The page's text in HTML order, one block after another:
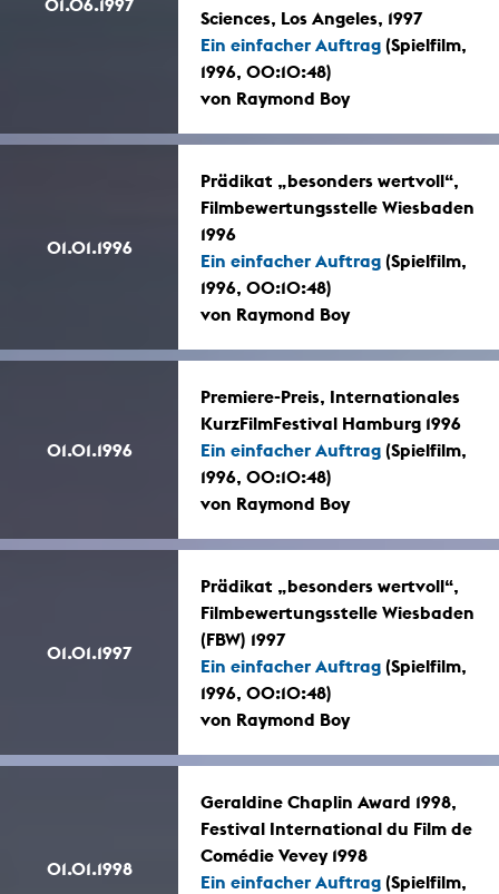
Sciences, Los Angeles, 1997
Ein einfacher Auftrag (Spielfilm,
1996, 00:10:48)
von Raymond Boy
01.01.1996
Prädikat „besonders wertvoll“,
Filmbewertungsstelle Wiesbaden
1996
Ein einfacher Auftrag (Spielfilm,
1996, 00:10:48)
von Raymond Boy
01.01.1996
Premiere-Preis, Internationales
KurzFilmFestival Hamburg 1996
Ein einfacher Auftrag (Spielfilm,
1996, 00:10:48)
von Raymond Boy
01.01.1997
Prädikat „besonders wertvoll“,
Filmbewertungsstelle Wiesbaden
(FBW) 1997
Ein einfacher Auftrag (Spielfilm,
1996, 00:10:48)
von Raymond Boy
01.01.1998
Geraldine Chaplin Award 1998,
Festival International du Film de
Comédie Vevey 1998
Ein einfacher Auftrag (Spielfilm,